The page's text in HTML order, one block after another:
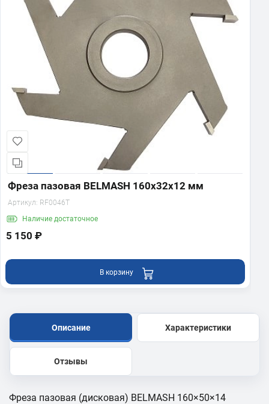
Фреза пазовая BELMASH 160х32х12 мм
Артикул: RF0046T
Наличие достаточное
5 150 ₽
В корзину
Описание Характеристики
Отзывы
Фреза пазовая (дисковая) BELMASH 160×50×14